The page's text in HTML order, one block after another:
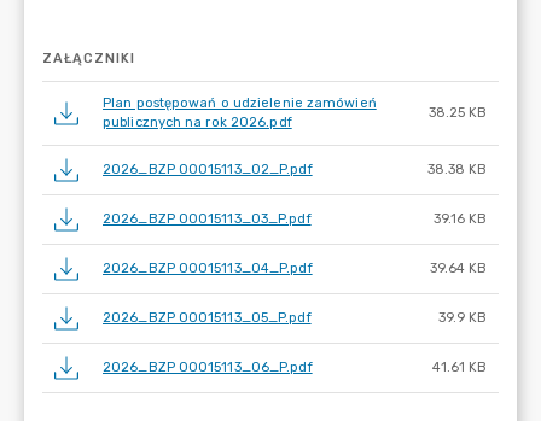
ZAŁĄCZNIKI
Plan postępowań o udzielenie zamówień
publicznych na rok 2026.pdf
38.25 KB
2026_BZP 00015113_02_P.pdf 38.38 KB
2026_BZP 00015113_03_P.pdf 39.16 KB
2026_BZP 00015113_04_P.pdf 39.64 KB
2026_BZP 00015113_05_P.pdf 39.9 KB
2026_BZP 00015113_06_P.pdf 41.61 KB